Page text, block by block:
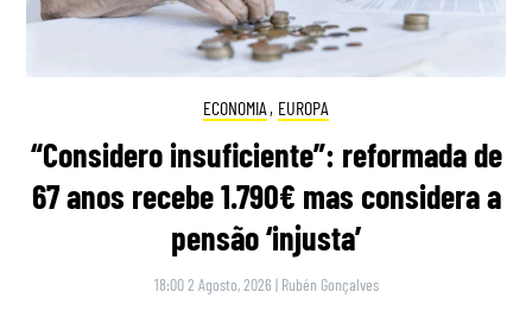
ECONOMIA , EUROPA
“Considero insuficiente”: reformada de
67 anos recebe 1.790€ mas considera a
pensão ‘injusta’
18:00 2 Agosto, 2026 | Rubén Gonçalves